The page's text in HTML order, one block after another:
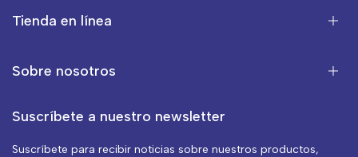
Tienda en línea
Sobre nosotros
Suscríbete a nuestro newsletter
Suscríbete para recibir noticias sobre nuestros productos,